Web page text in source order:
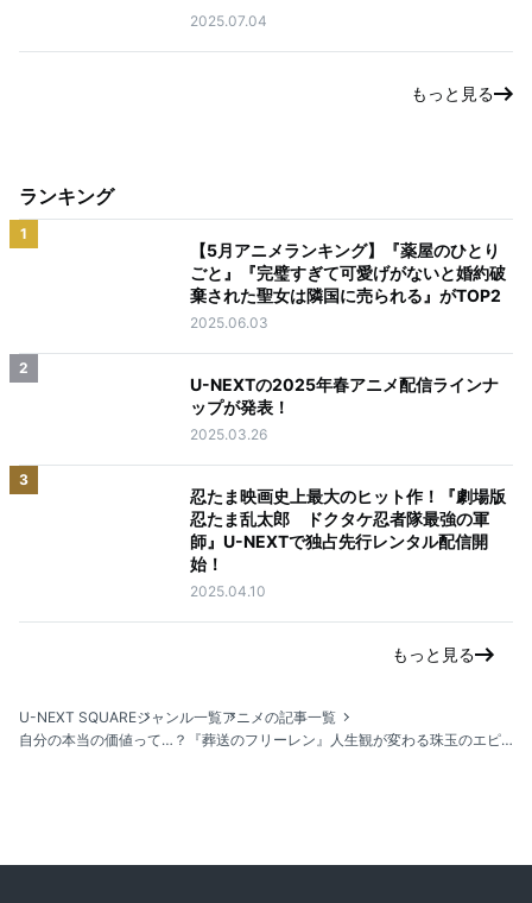
2025.07.04
もっと見る
ランキング
1
【5月アニメランキング】『薬屋のひとり
ごと』『完璧すぎて可愛げがないと婚約破
棄された聖女は隣国に売られる』がTOP2
2025.06.03
2
U-NEXTの2025年春アニメ配信ラインナ
ップが発表！
2025.03.26
3
忍たま映画史上最大のヒット作！『劇場版
忍たま乱太郎 ドクタケ忍者隊最強の軍
師』U-NEXTで独占先行レンタル配信開
始！
2025.04.10
もっと見る
U-NEXT SQUAREジャンル一覧アニメの記事一覧
自分の本当の価値って…？『葬送のフリーレン』人生観が変わる珠玉のエピソード3選